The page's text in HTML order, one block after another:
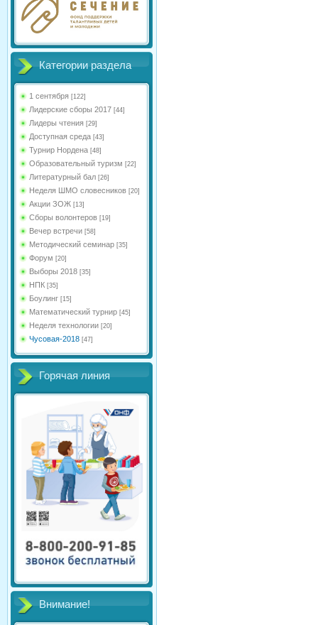
Категории раздела
1 сентября [122]
Лидерские сборы 2017 [44]
Лидеры чтения [29]
Доступная среда [43]
Турнир Нордена [48]
Образовательный туризм [22]
Литературный бал [26]
Неделя ШМО словесников [20]
Акции ЗОЖ [13]
Сборы волонтеров [19]
Вечер встречи [58]
Методический семинар [35]
Форум [20]
Выборы 2018 [35]
НПК [35]
Боулинг [15]
Математический турнир [45]
Неделя технологии [20]
Чусовая-2018 [47]
Горячая линия
Внимание!